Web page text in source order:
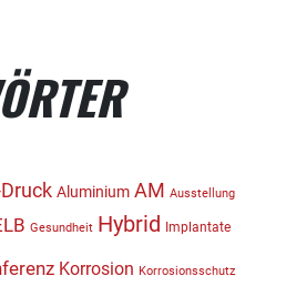
Aluminium AM Ausstellung
Gesundheit Hybrid Implantate
Korrosion Korrosionsschutz